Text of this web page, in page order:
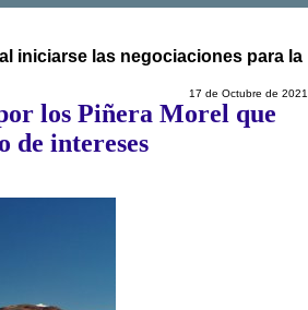
iniciarse las negociaciones para la
17 de Octubre de 2021
los Piñera Morel que
de intereses